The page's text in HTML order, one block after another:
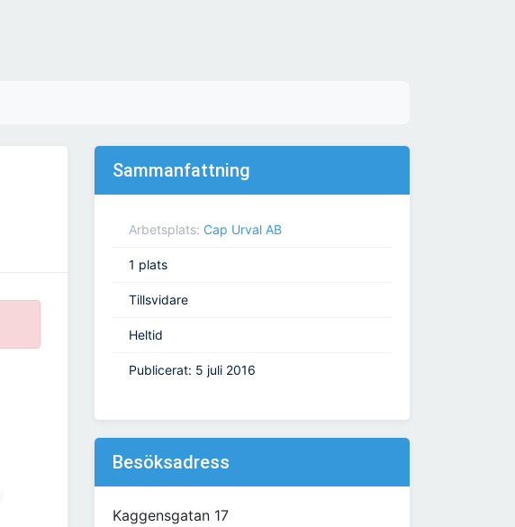
Sammanfattning
Arbetsplats: Cap Urval AB
1 plats
Tillsvidare
Heltid
Publicerat: 5 juli 2016
Besöksadress
Kaggensgatan 17